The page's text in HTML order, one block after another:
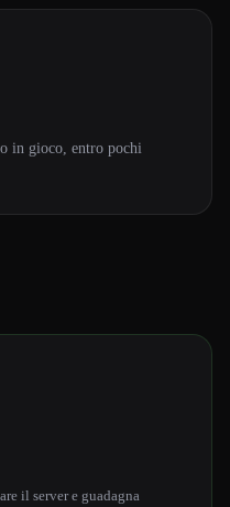
in gioco, entro pochi
il server e guadagna